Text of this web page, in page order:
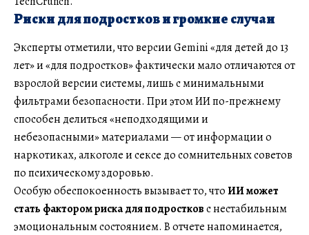
Риски для подростков и громкие случаи
Эксперты отметили, что версии Gemini «для детей до 13
лет» и «для подростков» фактически мало отличаются от
взрослой версии системы, лишь с минимальными
фильтрами безопасности. При этом ИИ по-прежнему
способен делиться «неподходящими и
небезопасными» материалами — от информации о
наркотиках, алкоголе и сексе до сомнительных советов
по психическому здоровью.
Особую обеспокоенность вызывает то, чтоИИ может
стать фактором риска для подростковс нестабильным
эмоциональным состоянием. В отчете напоминается,